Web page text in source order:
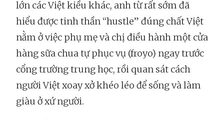
lớn các Việt kiều khác, anh từ rất sớm đã
hiểu được tinh thần “hustle” đúng chất Việt
nằm ở việc phụ mẹ và chị điều hành một cửa
hàng sữa chua tự phục vụ (froyo) ngay trước
cổng trường trung học, rồi quan sát cách
người Việt xoay xở khéo léo để sống và làm
giàu ở xứ người.